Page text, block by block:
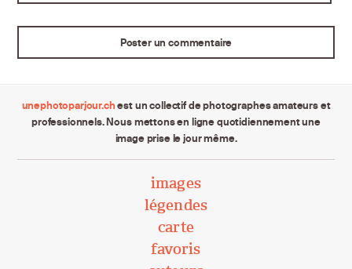
unephotoparjour.chest un collectif de photographes amateurs et
professionnels. Nous mettons en ligne quotidiennement une
image prise le jour même.
images
légendes
carte
favoris